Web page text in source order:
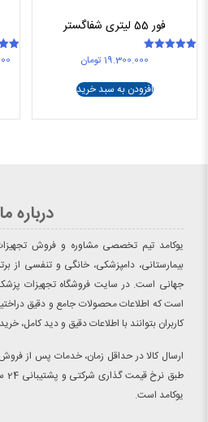
فور 55 لیتری شفاگستر
19.300.000 تومان
افزودن به سبد خرید
درباره ما
یوکامد تیم تخصصی مشاوره و فروش
بیمارستانی، دامپزشکی، خانگی و تنفسی از
جهانی است. در سایت فروشگاه تجهیزات
است که اطلاعات محصولات جامع و دقیق
کاربران بتوانند با اطلاعات دقیق و دید کامل،
ارسال کالا در حداقل زمان، خدمات پس از فروش
یوکامد است.